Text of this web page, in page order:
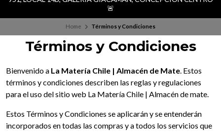
🚨
Home Términos y Condiciones
Términos y Condiciones
Bienvenido a La Matería Chile | Almacén de Mate. Estos
términos y condiciones describen las reglas y regulaciones
para el uso del sitio web La Matería Chile | Almacén de mate.
Estos Términos y Condiciones se aplicarán y se entenderán
incorporados en todas las compras y a todos los servicios que